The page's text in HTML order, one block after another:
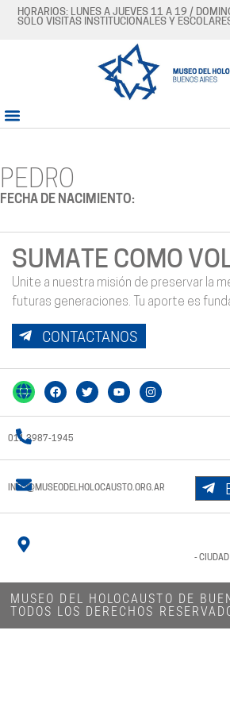
HORARIOS: LUNES A JUEVES 11 A 19 /
SÓLO VISITAS INSTITUCIONALES Y
PEDRO
FECHA DE NACIMIENTO:
SUMATE COMO
Unite a nuestra misión de preservar la
futuras generaciones. Tu aporte es
CONTACTANOS
011 3987-1945
INFO@MUSEODELHOLOCAUSTO.ORG.AR
-
MUSEO DEL HOLOCAUSTO DE
TODOS LOS DERECHOS